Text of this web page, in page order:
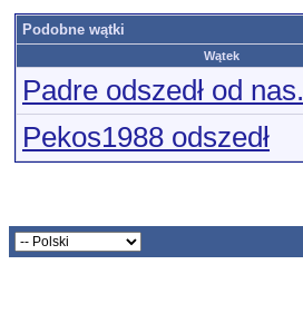
Podobne wątki
Wątek
Padre odszedł od nas.
Pekos1988 odszedł